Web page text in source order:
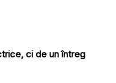
ci de un întreg